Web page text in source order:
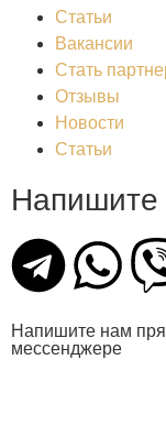
Статьи
Вакансии
Стать
Отзывы
Новости
Статьи
Напишите
Напишите нам
мессенджере